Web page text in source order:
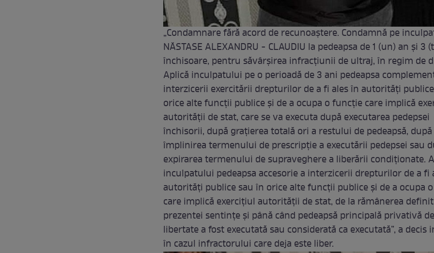
„Condamnare fără acord de recunoaştere. Condamnă pe
NĂSTASE ALEXANDRU - CLAUDIU la pedeapsa de 1 (un) an și 3
închisoare, pentru săvârşirea infracţiunii de ultraj, în regim de
Aplică inculpatului pe o perioadă de 3 ani pedeapsa
interzicerii exercitării drepturilor de a fi ales în autorităţi
orice alte funcţii publice și de a ocupa o funcţie care implică
autorităţii de stat, care se va executa după executarea pedepsei
închisorii, după graţierea totală ori a restului de pedeapsă, după
împlinirea termenului de prescripţie a executării pedepsei sau
expirarea termenului de supraveghere a liberării condiţionate.
inculpatului pedeapsa accesorie a interzicerii drepturilor de a fi
autorităţi publice sau în orice alte funcţii publice și de a ocupa
care implică exerciţiul autorităţii de stat, de la rămânerea
prezentei sentinţe şi până când pedeapsă principală privativă de
libertate a fost executată sau considerată ca executată”, a decis
în cazul infractorului care deja este liber.